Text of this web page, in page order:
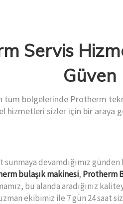
Servis
Güven
tüm bölgelerinde Protherm
hizmetleri sizler için bir araya
devamdığımız
bulaşık makinesi, Protherm
bu alanda aradığınız
ekibimiz ile 7 gün 24 saat